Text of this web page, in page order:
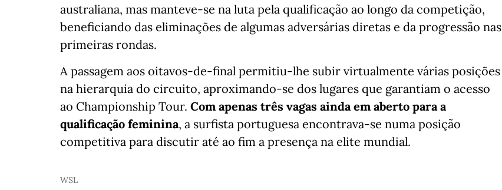
australiana, mas manteve-se na luta pela qualificação ao longo da competição,
beneficiando das eliminações de algumas adversárias diretas e da progressão nas
primeiras rondas.
A passagem aos oitavos-de-final permitiu-lhe subir virtualmente várias posições
na hierarquia do circuito, aproximando-se dos lugares que garantiam o acesso
ao Championship Tour. Com apenas três vagas ainda em aberto para a
qualificação feminina, a surfista portuguesa encontrava-se numa posição
competitiva para discutir até ao fim a presença na elite mundial.
WSL